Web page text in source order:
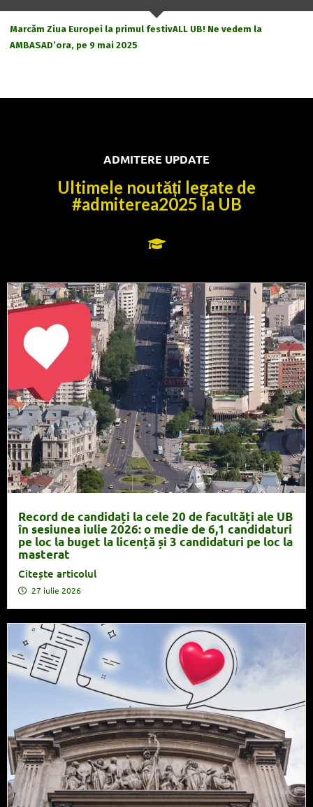
Marcăm Ziua Europei la primul festivALL UB! Ne vedem la
AMBASAD’ora, pe 9 mai 2025
ADMITERE UPDATE
Ultimele noutăți legate de
#admiterea2025 la UB
Record de candidați la cele 20 de facultăți ale UB
în sesiunea iulie 2026: o medie de 6,1 candidaturi
pe loc la buget la licență și 3 candidaturi pe loc la
masterat
Citește articolul
27 iulie 2026